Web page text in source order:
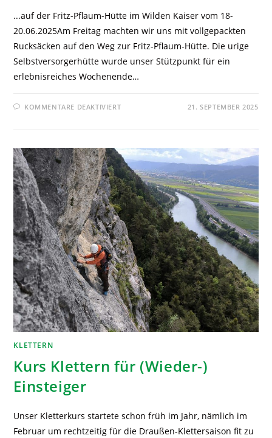
...auf der Fritz-Pflaum-Hütte im Wilden Kaiser vom 18-
20.06.2025Am Freitag machten wir uns mit vollgepackten
Rucksäcken auf den Weg zur Fritz-Pflaum-Hütte. Die urige
Selbstversorgerhütte wurde unser Stützpunkt für ein
erlebnisreiches Wochenende…
KOMMENTARE DEAKTIVIERT 21. SEPTEMBER 2025
KLETTERN
Kurs Klettern für (Wieder-)
Einsteiger
Unser Kletterkurs startete schon früh im Jahr, nämlich im
Februar um rechtzeitig für die Draußen-Klettersaison fit zu